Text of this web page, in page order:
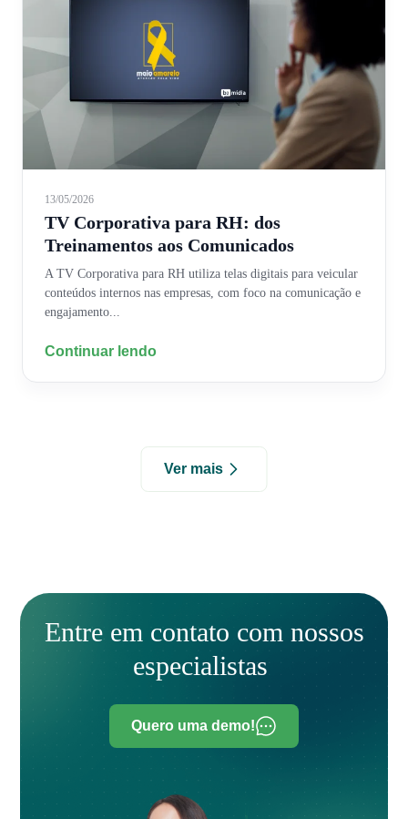
Ver mais
13/05/2026
TV Corporativa para RH: dos
Treinamentos aos Comunicados
A TV Corporativa para RH utiliza telas digitais para veicular
conteúdos internos nas empresas, com foco na comunicação e
engajamento...
Continuar lendo
Entre em contato com nossos
especialistas
Quero uma demo!